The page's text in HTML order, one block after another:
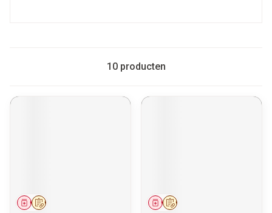
10producten
Op voorschrift
Geneesmiddel Op voorschrift
Geneesmiddel